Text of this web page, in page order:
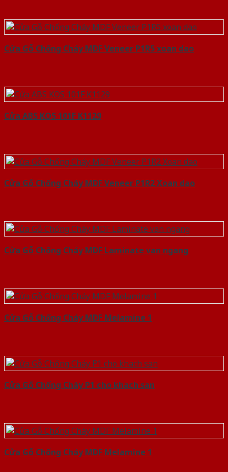
Cửa Gỗ Chống Cháy MDF Veneer P1R5 xoan dao
Cửa ABS KOS 101F K1129
Cửa Gỗ Chống Cháy MDF Veneer P1R2 Xoan dao
Cửa Gỗ Chống Cháy MDF Laminate van ngang
Cửa Gỗ Chống Cháy MDF Melamine 1
Cửa Gỗ Chống Cháy P1 cho khach san
Cửa Gỗ Chống Cháy MDF Melamine 1